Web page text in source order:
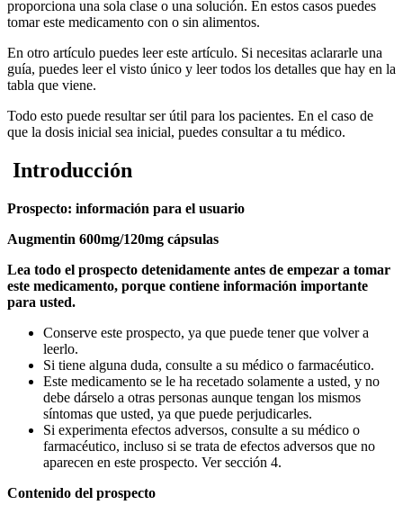
proporciona una sola clase o una solución. En estos casos puedes
tomar este medicamento con o sin alimentos.
En otro artículo puedes leer este artículo. Si necesitas aclararle una
guía, puedes leer el visto único y leer todos los detalles que hay en la
tabla que viene.
Todo esto puede resultar ser útil para los pacientes. En el caso de
que la dosis inicial sea inicial, puedes consultar a tu médico.
Introducción
Prospecto: información para el usuario
Augmentin 600mg/120mg cápsulas
Lea todo el prospecto detenidamente antes de empezar a tomar
este medicamento, porque contiene información importante
para usted.
Conserve este prospecto, ya que puede tener que volver a
leerlo.
Si tiene alguna duda, consulte a su médico o farmacéutico.
Este medicamento se le ha recetado solamente a usted, y no
debe dárselo a otras personas aunque tengan los mismos
síntomas que usted, ya que puede perjudicarles.
Si experimenta efectos adversos, consulte a su médico o
farmacéutico, incluso si se trata de efectos adversos que no
aparecen en este prospecto. Ver sección 4.
Contenido del prospecto